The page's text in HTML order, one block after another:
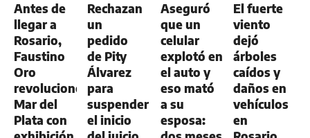
Antes de
llegar a
Rosario,
Faustino
Oro
revolucionó
Mar del
Plata con
Rechazan
un
pedido
de Pity
Álvarez
para
suspender
el inicio
Aseguró
que un
celular
explotó en
el auto y
eso mató
a su
esposa:
El fuerte
viento
dejó
árboles
caídos y
daños en
vehículos
en